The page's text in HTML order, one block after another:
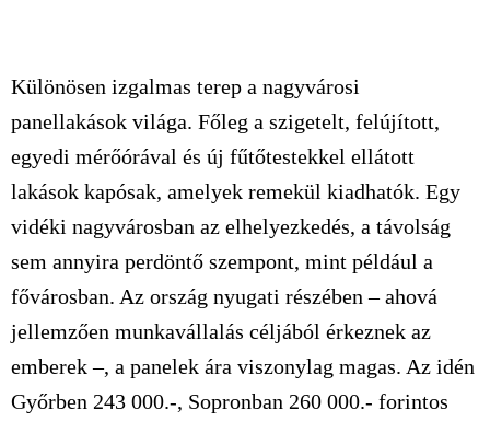
Különösen izgalmas terep a nagyvárosi
panellakások világa. Főleg a szigetelt, felújított,
egyedi mérőórával és új fűtőtestekkel ellátott
lakások kapósak, amelyek remekül kiadhatók. Egy
vidéki nagyvárosban az elhelyezkedés, a távolság
sem annyira perdöntő szempont, mint például a
fővárosban. Az ország nyugati részében – ahová
jellemzően munkavállalás céljából érkeznek az
emberek –, a panelek ára viszonylag magas. Az idén
Győrben 243 000.-, Sopronban 260 000.- forintos